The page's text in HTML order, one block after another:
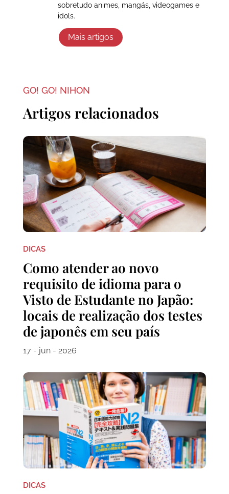
sobretudo animes, mangás, videogames e
idols.
Mais artigos
GO! GO! NIHON
Artigos relacionados
DICAS
Como atender ao novo
requisito de idioma para o
Visto de Estudante no Japão:
locais de realização dos testes
de japonês em seu país
17 - jun - 2026
DICAS